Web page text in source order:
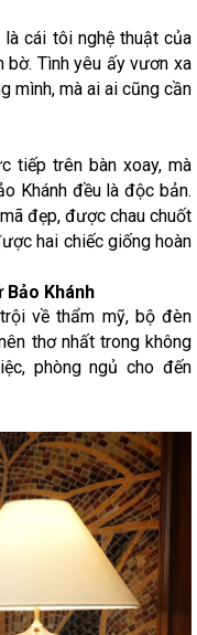
cái tôi nghệ thuật của
bờ. Tình yêu ấy vươn xa
mình, mà ai ai cũng cần
tiếp trên bàn xoay, mà
Khánh đều là độc bản.
đẹp, được chau chuốt
hai chiếc giống hoàn
Bảo Khánh
về thẩm mỹ, bộ đèn
thơ nhất trong không
phòng ngủ cho đến